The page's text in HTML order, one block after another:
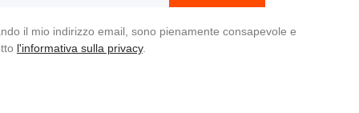
il mio indirizzo email, sono pienamente consapevole e
l'informativa sulla privacy.